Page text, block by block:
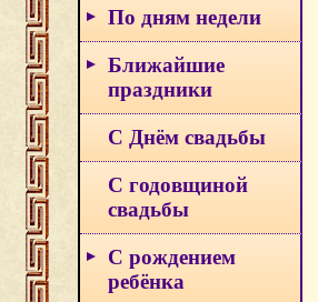
По дням недели
Ближайшие
праздники
С Днём свадьбы
С годовщиной
свадьбы
С рождением
ребёнка